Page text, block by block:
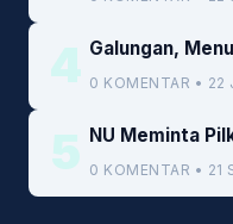
4 Galungan,
0 KOMENTAR • 22
5 NU Meminta
0 KOMENTAR • 21